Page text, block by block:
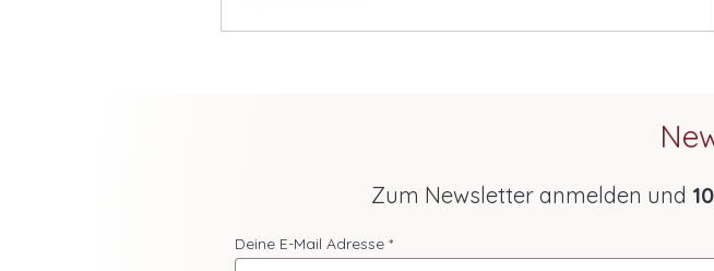
Zum Newsletter anmelden und
Deine E-Mail Adresse